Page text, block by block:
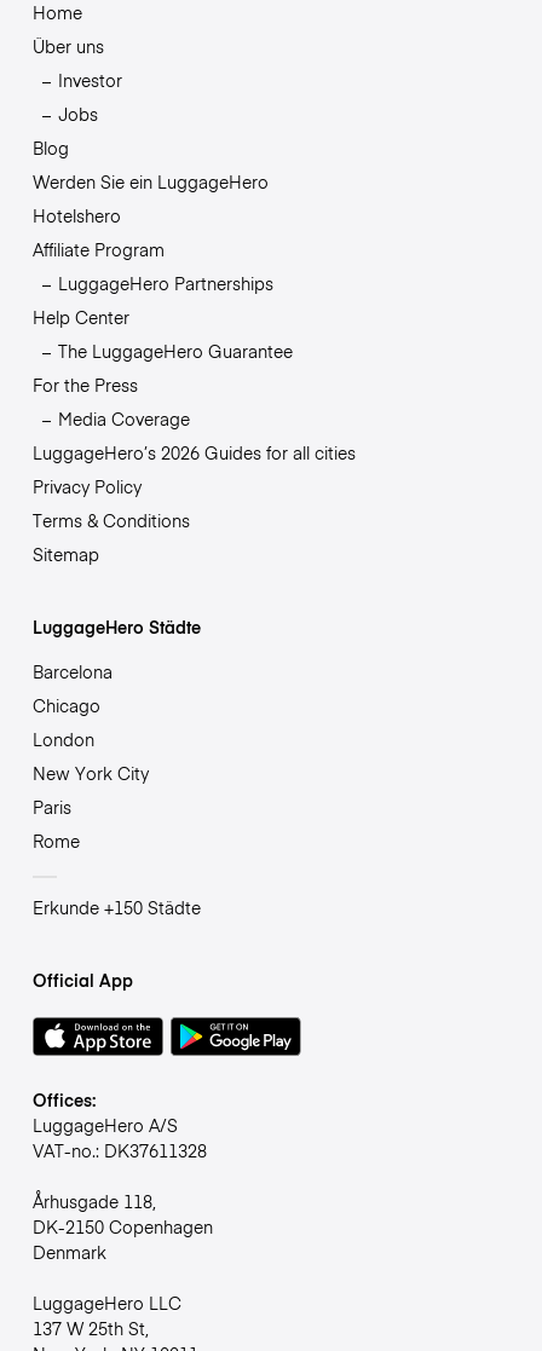
Home
Über uns
Investor
Jobs
Blog
Werden Sie ein LuggageHero
Hotelshero
Affiliate Program
LuggageHero Partnerships
Help Center
The LuggageHero Guarantee
For the Press
Media Coverage
LuggageHero’s 2026 Guides for all cities
Privacy Policy
Terms & Conditions
Sitemap
LuggageHero Städte
Barcelona
Chicago
London
New York City
Paris
Rome
Erkunde +150 Städte
Official App
Offices:
LuggageHero A/S
VAT-no.: DK37611328
Århusgade 118,
DK-2150 Copenhagen
Denmark
LuggageHero LLC
137 W 25th St,